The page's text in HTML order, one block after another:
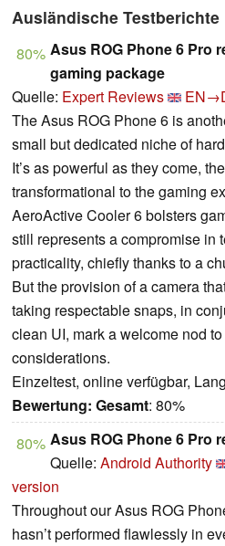
Ausländische Testberichte
80% Asus ROG Phone 6 Pro
gaming package
Quelle: Expert Reviews
The Asus ROG Phone 6 is
small but dedicated niche of
It’s as powerful as they come,
transformational to the gaming
AeroActive Cooler 6 bolsters
still represents a compromise in
practicality, chiefly thanks to a
But the provision of a camera
taking respectable snaps, in
clean UI, mark a welcome nod
considerations.
Einzeltest, online verfügbar,
Bewertung: Gesamt: 80%
80% Asus ROG Phone 6 Pro
Quelle: Android Authority
version
Throughout our Asus ROG
hasn’t performed flawlessly in